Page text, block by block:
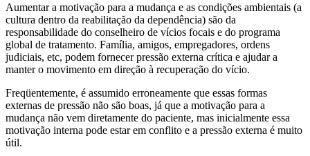
Aumentar a motivação para a mudança e as condições ambientais (a
cultura dentro da reabilitação da dependência) são da
responsabilidade do conselheiro de vícios focais e do programa
global de tratamento. Família, amigos, empregadores, ordens
judiciais, etc, podem fornecer pressão externa crítica e ajudar a
manter o movimento em direção à recuperação do vício.
Freqüentemente, é assumido erroneamente que essas formas
externas de pressão não são boas, já que a motivação para a
mudança não vem diretamente do paciente, mas inicialmente essa
motivação interna pode estar em conflito e a pressão externa é muito
útil.